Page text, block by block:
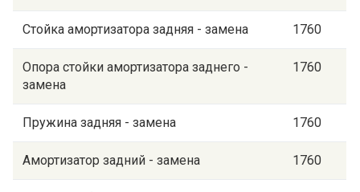
Стойка амортизатора задняя - замена 1760
Опора стойки амортизатора заднего -
замена
1760
Пружина задняя - замена 1760
Амортизатор задний - замена 1760